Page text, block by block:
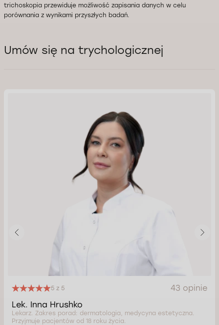
trichoskopia przewiduje możliwość zapisania danych w celu
porównania z wynikami przyszłych badań.
Umów się na trychologicznej
5 z 5
43 opinie
Lek. Inna Hrushko
Lekarz. Zakres porad: dermatologia, medycyna estetyczna.
Przyjmuje pacjentów od 18 roku życia.